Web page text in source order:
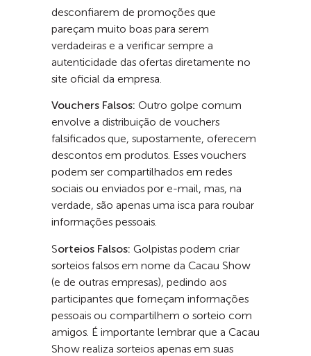
desconfiarem de promoções que
pareçam muito boas para serem
verdadeiras e a verificar sempre a
autenticidade das ofertas diretamente no
site oficial da empresa.
Vouchers Falsos: Outro golpe comum
envolve a distribuição de vouchers
falsificados que, supostamente, oferecem
descontos em produtos. Esses vouchers
podem ser compartilhados em redes
sociais ou enviados por e-mail, mas, na
verdade, são apenas uma isca para roubar
informações pessoais.
Sorteios Falsos: Golpistas podem criar
sorteios falsos em nome da Cacau Show
(e de outras empresas), pedindo aos
participantes que forneçam informações
pessoais ou compartilhem o sorteio com
amigos. É importante lembrar que a Cacau
Show realiza sorteios apenas em suas